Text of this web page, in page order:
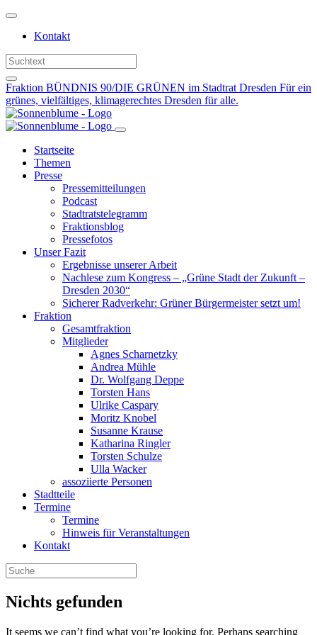
Weiter
Inhalt
Kontakt
Fraktion BÜNDNIS 90/DIE GRÜNEN im Stadtrat Dresden Für ein
grünes, vielfältiges, klimagerechtes Dresden für alle.
Startseite
Themen
Presse
Pressemitteilungen
Podcast
Stadtratstelegramm
Fraktionsblog
Pressefotos
Unser Fazit
Ergebnisse unserer Arbeit
Nachlese zum Kongress – „Grüne Stadt der Zukunft –
Dresden 2030“
Sicherer Radverkehr: Grüner Bürgermeister setzt um!
Fraktion
Gesamtfraktion
Mitglieder
Agnes Scharnetzky
Andrea Mühle
Dr. Wolfgang Deppe
Torsten Hans
Ulrike Caspary
Moritz Knobel
Susanne Krause
Katharina Ringler
Torsten Schulze
Ulla Wacker
assoziierte Personen
Stadtteile
Termine
Termine
Hinweis für Veranstaltungen
Kontakt
Nichts gefunden
It seems we can’t find what you’re looking for. Perhaps searching